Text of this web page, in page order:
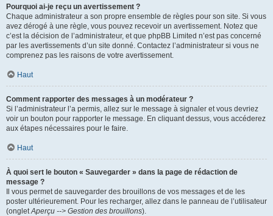
Pourquoi ai-je reçu un avertissement ?
Chaque administrateur a son propre ensemble de règles pour son site. Si vous
avez dérogé à une règle, vous pouvez recevoir un avertissement. Notez que
c’est la décision de l’administrateur, et que phpBB Limited n’est pas concerné
par les avertissements d’un site donné. Contactez l’administrateur si vous ne
comprenez pas les raisons de votre avertissement.
Haut
Comment rapporter des messages à un modérateur ?
Si l’administrateur l’a permis, allez sur le message à signaler et vous devriez
voir un bouton pour rapporter le message. En cliquant dessus, vous accéderez
aux étapes nécessaires pour le faire.
Haut
À quoi sert le bouton « Sauvegarder » dans la page de rédaction de
message ?
Il vous permet de sauvegarder des brouillons de vos messages et de les
poster ultérieurement. Pour les recharger, allez dans le panneau de l’utilisateur
(ongletAperçu --> Gestion des brouillons).